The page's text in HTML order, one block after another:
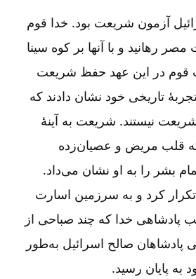
آزمون شریعت بود. خدا قوم
رهانید و با آنها بر کوه سینا
قوم در این عهد حفظ شریعت
تاریخی خود نشان دادند که
نیستند. شریعت به آینۀ
قلب مریض و عصیان‌زده
بشر را به او نشان می‌داد.
تکرار کرد و به سرزمین اسارت
پادشاهی خدا که چند صباحی از
صالح اسرائیل به‌طور
به پایان رسید.